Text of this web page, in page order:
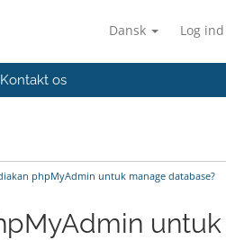
Dansk Log ind
Kontakt os
phpMyAdmin untuk manage database?